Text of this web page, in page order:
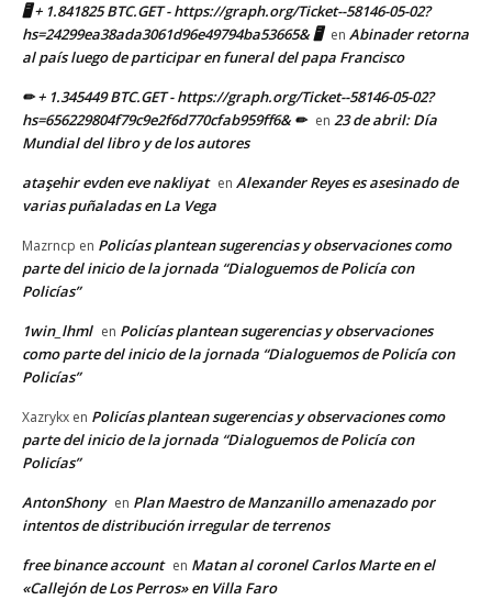
🖥 + 1.841825 BTC.GET - https://graph.org/Ticket--58146-05-02?
hs=24299ea38ada3061d96e49794ba53665& 🖥 en Abinader retorna
al país luego de participar en funeral del papa Francisco
✏ + 1.345449 BTC.GET - https://graph.org/Ticket--58146-05-02?
hs=656229804f79c9e2f6d770cfab959ff6& ✏ en 23 de abril: Día
Mundial del libro y de los autores
ataşehir evden eve nakliyat en Alexander Reyes es asesinado de
varias puñaladas en La Vega
Mazrncp en Policías plantean sugerencias y observaciones como
parte del inicio de la jornada “Dialoguemos de Policía con
Policías”
1win_lhml en Policías plantean sugerencias y observaciones
como parte del inicio de la jornada “Dialoguemos de Policía con
Policías”
Xazrykx en Policías plantean sugerencias y observaciones como
parte del inicio de la jornada “Dialoguemos de Policía con
Policías”
AntonShony en Plan Maestro de Manzanillo amenazado por
intentos de distribución irregular de terrenos
free binance account en Matan al coronel Carlos Marte en el
«Callejón de Los Perros» en Villa Faro